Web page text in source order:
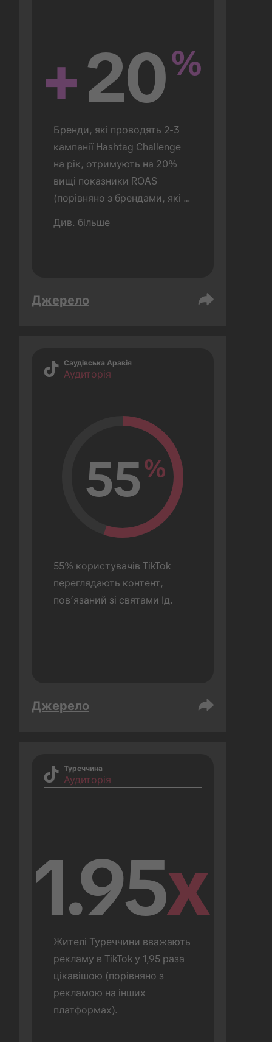
+20%
Бренди, які проводять 2-3
кампанії Hashtag Challenge
на рік, отримують на 20%
вищі показники ROAS
(порівняно з брендами, які
Див. більше
Джерело
Саудівська Аравія
Аудиторія
55%
55% користувачів TikTok
переглядають контент,
пов’язаний зі святами Ід.
Джерело
Туреччина
Аудиторія
1.95x
Жителі Туреччини вважають
рекламу в TikTok у 1,95 раза
цікавішою (порівняно з
рекламою на інших
платформах).